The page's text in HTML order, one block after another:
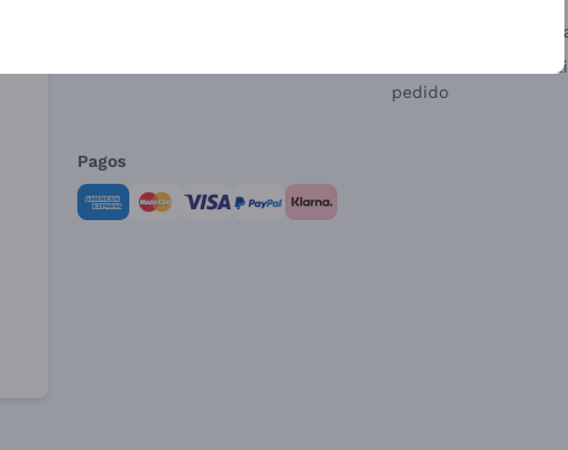
Condiciones de
Formulario de
pedido
Pagos